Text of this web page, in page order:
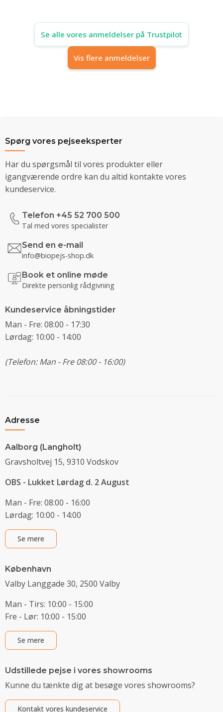
Se alle vores anmeldelser på Trustpilot
Vis flere anmeldelser
Spørg vores pejseeksperter
Har du spørgsmål til vores produkter eller
igangværende ordre kan du altid kontakte vores
kundeservice.
Telefon +45 52 700 500
Tal med vores specialister
Send en e-mail
info@biopejs-shop.dk
Book et online møde
Direkte personlig rådgivning
Kundeservice åbningstider
Man - Fre: 08:00 - 17:30
Lørdag: 10:00 - 14:00
(Telefon: Man - Fre 08:00 - 16:00)
Adresse
Aalborg (Langholt)
Gravsholtvej 15, 9310 Vodskov
OBS - Lukket Lørdag d. 2 August
Man - Fre: 08:00 - 16:00
Lørdag: 10:00 - 14:00
Se mere
København
Valby Langgade 30, 2500 Valby
Man - Tirs: 10:00 - 15:00
Fre - Lør: 10:00 - 15:00
Se mere
Udstillede pejse i vores showrooms
Kunne du tænkte dig at besøge vores showrooms?
Kontakt vores kundeservice